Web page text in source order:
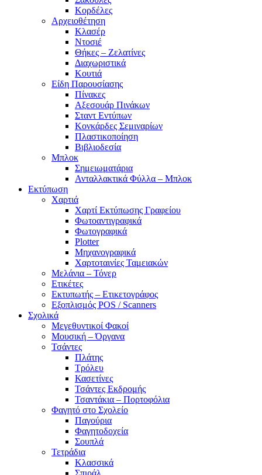
Κορδέλες
Αρχειοθέτηση
Κλασέρ
Ντοσιέ
Θήκες – Ζελατίνες
Διαχωριστικά
Κουτιά
Είδη Παρουσίασης
Πίνακες
Αξεσουάρ Πινάκων
Σταντ Εντύπων
Κονκάρδες Σεμιναρίων
Πλαστικοποίηση
Βιβλιοδεσία
Μπλοκ
Σημειωματάρια
Ανταλλακτικά Φύλλα – Μπλοκ
Εκτύπωση
Χαρτιά
Χαρτί Εκτύπωσης Γραφείου
Φωτοαντιγραφικά
Φωτογραφικά
Plotter
Μηχανογραφικά
Χαρτοταινίες Ταμειακών
Μελάνια – Τόνερ
Ετικέτες
Εκτυπωτής – Ετικετογράφος
Εξοπλισμός POS / Scanners
Σχολικά
Μεγεθυντικοί Φακοί
Μουσική – Όργανα
Τσάντες
Πλάτης
Τρόλευ
Κασετίνες
Τσάντες Εκδρομής
Τσαντάκια – Πορτοφόλια
Φαγητό στο Σχολείο
Παγούρια
Φαγητοδοχεία
Σουπλά
Τετράδια
Κλασσικά